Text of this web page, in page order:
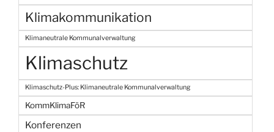
Klimakommunikation
Klimaneutrale Kommunalverwaltung
Klimaschutz
Klimaschutz-Plus: Klimaneutrale Kommunalverwaltung
KommKlimaFöR
Konferenzen